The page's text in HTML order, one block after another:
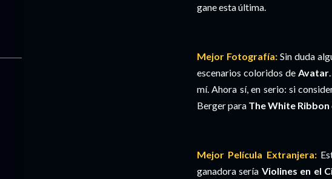
gane esta última.
Mejor Fotografía: Sin duda
escenarios coloridos de Avatar
mí. Ahora sí, en serio: si
Berger para The White Ribbon
Mejor Película Extranjera:
ganadora sería Violines en el